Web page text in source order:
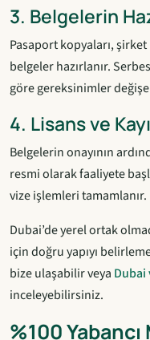
3. Belgelerin
Pasaport kopyaları,
belgeler hazırlanır.
göre gereksinimler
4. Lisans ve
Belgelerin onayının
resmi olarak faaliyete
vize işlemleri tamamlanır.
Dubai’de yerel ortak
için doğru yapıyı
bize ulaşabilir veya Dubai
inceleyebilirsiniz.
%100